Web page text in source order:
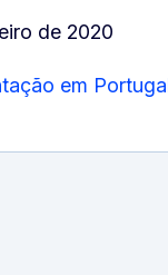
de 2020
em